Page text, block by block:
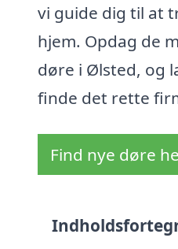
vi guide dig til at
hjem. Opdag de
døre i Ølsted, og
finde det rette
Find nye døre